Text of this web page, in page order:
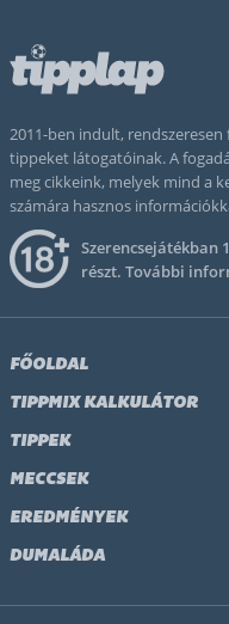
2011-ben indult,
tippeket látogatóinak. A
meg cikkeink, melyek mind a
számára hasznos
Szerencsejátékban
részt. További
FŐOLDAL
TIPPMIX KALKULÁTOR
TIPPEK
MECCSEK
EREDMÉNYEK
DUMALÁDA